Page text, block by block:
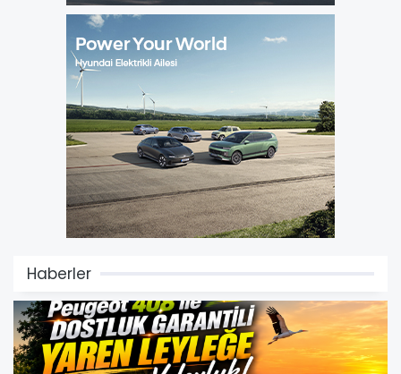
Haberler